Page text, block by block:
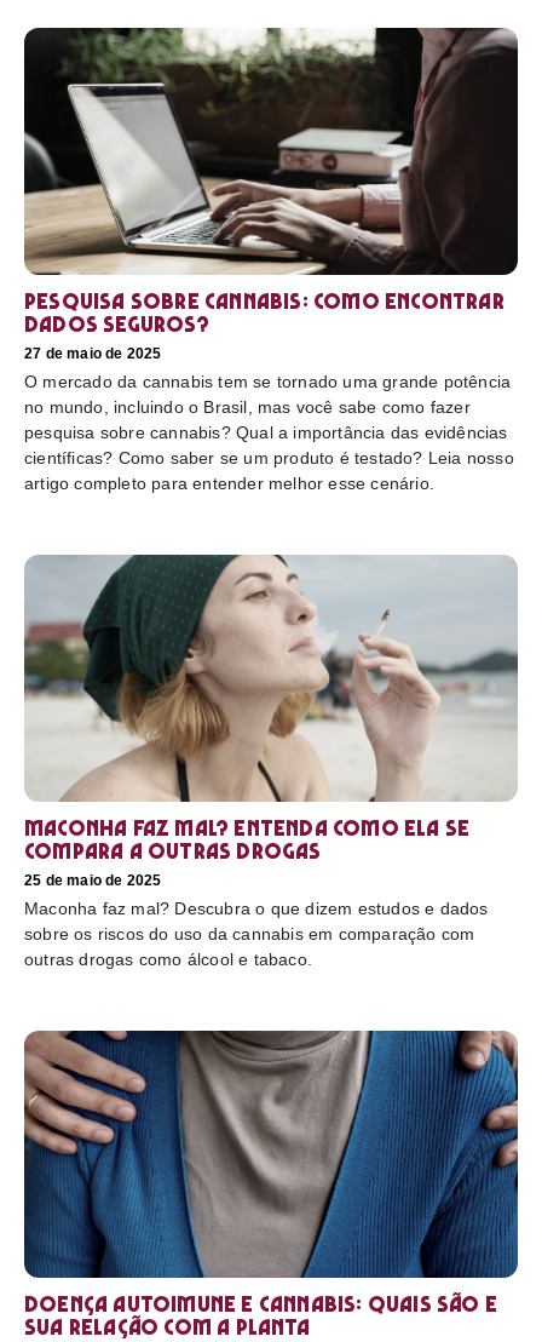
Pesquisa sobre cannabis: Como encontrar
dados seguros?
27 de maio de 2025
O mercado da cannabis tem se tornado uma grande potência
no mundo, incluindo o Brasil, mas você sabe como fazer
pesquisa sobre cannabis? Qual a importância das evidências
científicas? Como saber se um produto é testado? Leia nosso
artigo completo para entender melhor esse cenário.
Maconha faz mal? Entenda como ela se
compara a outras drogas
25 de maio de 2025
Maconha faz mal? Descubra o que dizem estudos e dados
sobre os riscos do uso da cannabis em comparação com
outras drogas como álcool e tabaco.
Doença autoimune e cannabis: Quais são e
sua relação com a planta